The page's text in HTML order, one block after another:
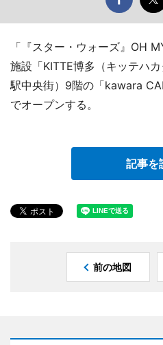
「『スター・ウォーズ』OH
施設「KITTE博多（キッテハ
駅中央街）9階の「kawara
でオープンする。
記事を
前の地図